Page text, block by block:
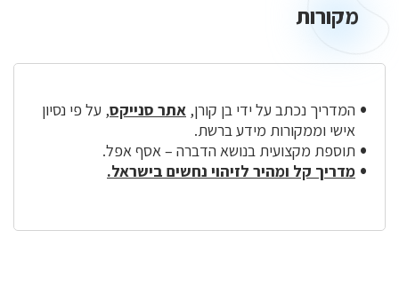
מקורותמקורות
המדריך נכתב על ידי בן קורן, אתר סנייקס, על פי נסיון
אישי וממקורות מידע ברשת.
תוספת מקצועית בנושא הדברה – אסף אפל.
מדריך קל ומהיר לזיהוי נחשים בישראל.